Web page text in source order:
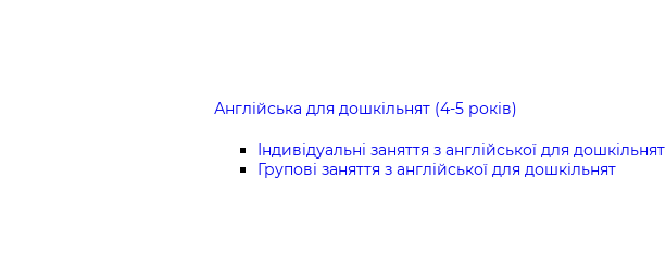
Англійська для дошкільнят (4-5 років)
Індивідуальні заняття з англійської для дошкільнят
Групові заняття з англійської для дошкільнят